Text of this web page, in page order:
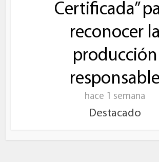
Certificada”
reconocer la
producción
hace 1 semana
Destacado